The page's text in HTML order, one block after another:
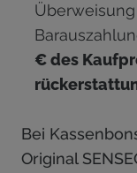
€ des
Bei
Original